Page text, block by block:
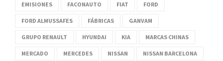
EMISIONES FACONAUTO FIAT FORD
FORD ALMUSSAFES FÁBRICAS GANVAM
GRUPO RENAULT HYUNDAI KIA MARCAS CHINAS
MERCADO MERCEDES NISSAN NISSAN BARCELONA